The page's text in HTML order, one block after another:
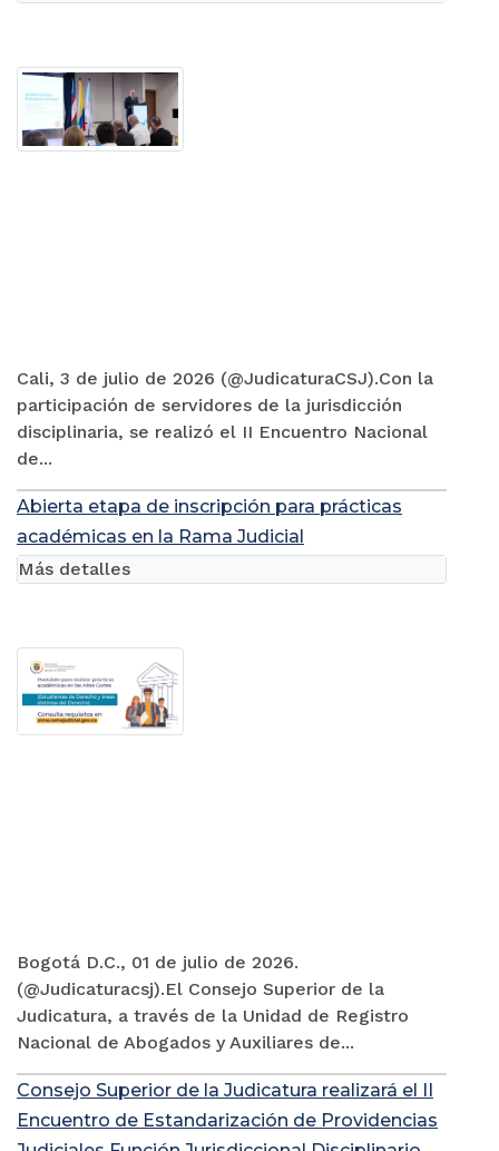
Cali, 3 de julio de 2026 (@JudicaturaCSJ).Con la
participación de servidores de la jurisdicción
disciplinaria, se realizó el II Encuentro Nacional
de...
Abierta etapa de inscripción para prácticas
académicas en la Rama Judicial
Bogotá D.C., 01 de julio de 2026.
(@Judicaturacsj).El Consejo Superior de la
Judicatura, a través de la Unidad de Registro
Nacional de Abogados y Auxiliares de...
Más detalles
Consejo Superior de la Judicatura realizará el II
Encuentro de Estandarización de Providencias